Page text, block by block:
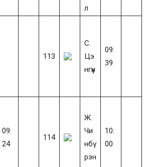
л
113
С.
Цэ
нгүүн
09:
39
09:
24
114
Ж.
Чи
нбү
рэн
10:
00